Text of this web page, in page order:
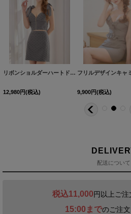
[AR-HA019-SV-2504] リボンショルダーハートドットセットアップミニドレス/キャバドレス【XS-XLサイズ/2カラー】[OF03] 【YN】dzwe
12,980円(税込) 9,900円(税込)
配送について
税込11,000円以上ご注
15:00までのご注文